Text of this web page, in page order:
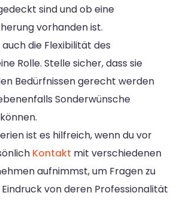
sind und ob eine
vorhanden ist.
die Flexibilität des
Rolle. Stelle sicher, dass sie
Bedürfnissen gerecht werden
Sonderwünsche
ist es hilfreich, wenn du vor
Kontakt mit verschiedenen
aufnimmst, um Fragen zu
von deren Professionalität